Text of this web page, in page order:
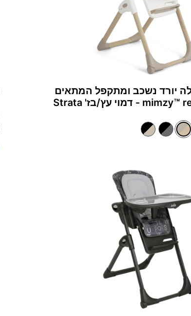
יורד נשכב ומתקפל המתאים
מלידה mimzy™‎ recline - דמוי עץ/בז' Strata